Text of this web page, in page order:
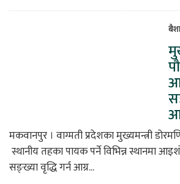
मकवानपुर । वाग्मती प्रदेशका मुख्यमन्त्री
स्थानीय तहका पायक पर्ने विभिन्न स्थानमा
सङ्ख्या वृद्धि गर्न आग्र...